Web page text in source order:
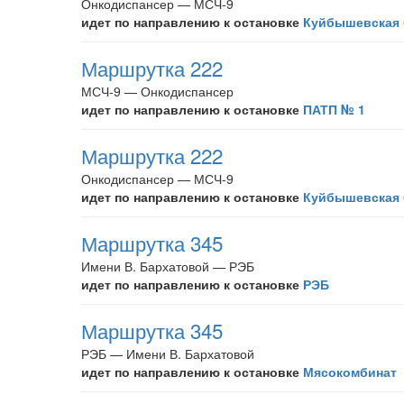
Онкодиспансер — МСЧ-9
идет по направлению к остановке Куйбышевская
Маршрутка 222
МСЧ-9 — Онкодиспансер
идет по направлению к остановке ПАТП № 1
Маршрутка 222
Онкодиспансер — МСЧ-9
идет по направлению к остановке Куйбышевская
Маршрутка 345
Имени В. Бархатовой — РЭБ
идет по направлению к остановке РЭБ
Маршрутка 345
РЭБ — Имени В. Бархатовой
идет по направлению к остановке Мясокомбинат